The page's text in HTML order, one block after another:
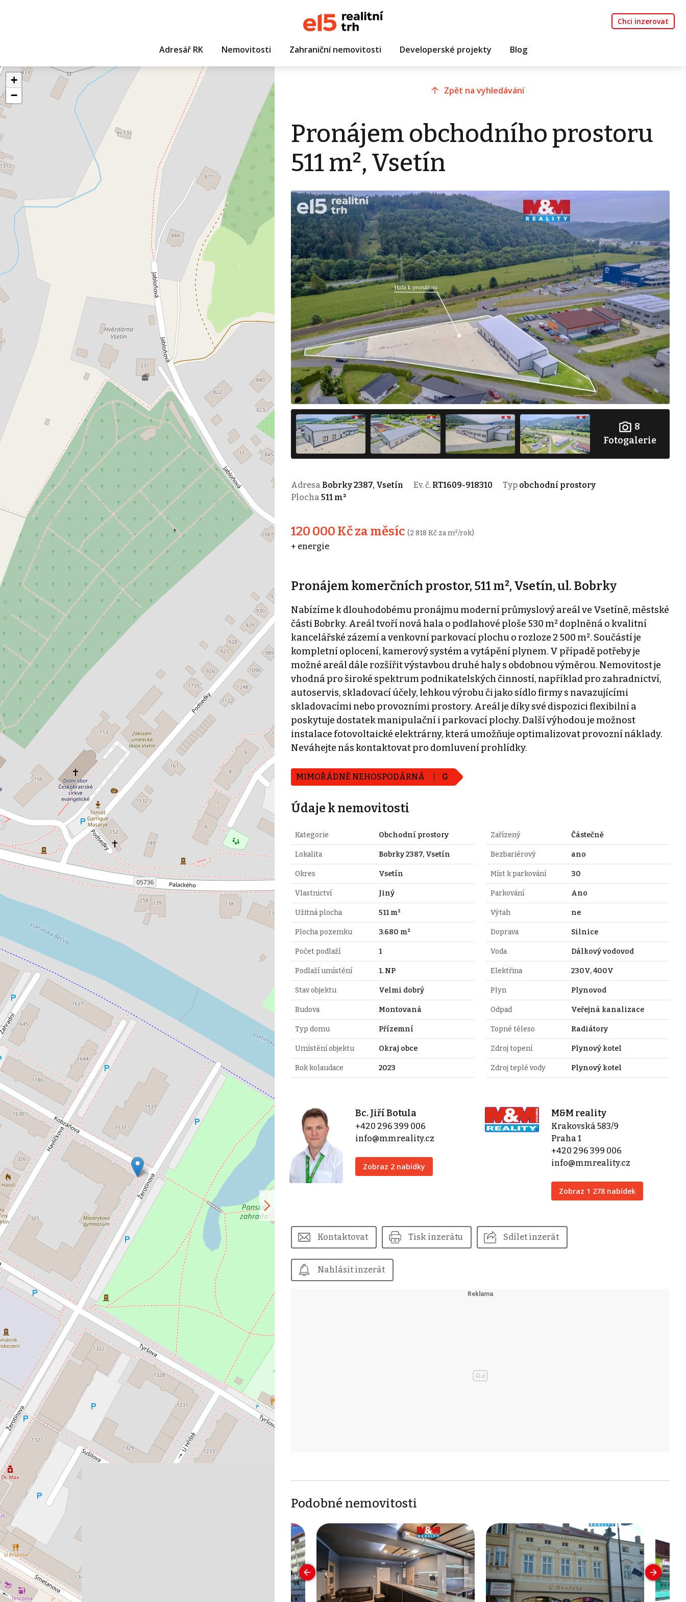
Chci inzerovat
Adresář RK Nemovitosti Zahraniční nemovitosti Developerské projekty Blog
+
−
Zpět na vyhledávání
Pronájem obchodního prostoru
511 m², Vsetín
8
Fotogalerie
Adresa Bobrky 2387, Vsetín Ev. č. RT1609-918310 Typ obchodní prostory
Plocha 511 m²
120 000 Kč za měsíc (2 818 Kč za m²/rok)
+ energie
Pronájem komerčních prostor, 511 m², Vsetín, ul. Bobrky
Nabízíme k dlouhodobému pronájmu moderní průmyslový areál ve Vsetíně, městské
části Bobrky. Areál tvoří nová hala o podlahové ploše 530 m² doplněná o kvalitní
kancelářské zázemí a venkovní parkovací plochu o rozloze 2 500 m². Součástí je
kompletní oplocení, kamerový systém a vytápění plynem. V případě potřeby je
možné areál dále rozšířit výstavbou druhé haly s obdobnou výměrou. Nemovitost je
vhodná pro široké spektrum podnikatelských činností, například pro zahradnictví,
autoservis, skladovací účely, lehkou výrobu či jako sídlo firmy s navazujícími
skladovacími nebo provozními prostory. Areál je díky své dispozici flexibilní a
poskytuje dostatek manipulační i parkovací plochy. Další výhodou je možnost
instalace fotovoltaické elektrárny, která umožňuje optimalizovat provozní náklady.
Neváhejte nás kontaktovat pro domluvení prohlídky.
MIMOŘÁDNĚ NEHOSPODÁRNÁ G
Údaje k nemovitosti
Kategorie Obchodní prostory
Lokalita Bobrky 2387, Vsetín
Okres Vsetín
Vlastnictví Jiný
Užitná plocha 511 m²
Plocha pozemku 3.680 m²
Počet podlaží 1
Podlaží umístění 1. NP
Stav objektu Velmi dobrý
Budova Montovaná
Typ domu Přízemní
Umístění objektu Okraj obce
Rok kolaudace 2023
Zařízený Částečně
Bezbariérový ano
Míst k parkování 30
Parkování Ano
Výtah ne
Doprava Silnice
Voda Dálkový vodovod
Elektřina 230V, 400V
Plyn Plynovod
Odpad Veřejná kanalizace
Topné těleso Radiátory
Zdroj topení Plynový kotel
Zdroj teplé vody Plynový kotel
Bc. Jiří Botula
+420 296 399 006
info@mmreality.cz
Zobraz 2 nabídky
M&M reality
Krakovská 583/9
Praha 1
+420 296 399 006
info@mmreality.cz
Zobraz 1 278 nabídek
Kontaktovat Tisk inzerátu Sdílet inzerát
Nahlásit inzerát
Podobné nemovitosti